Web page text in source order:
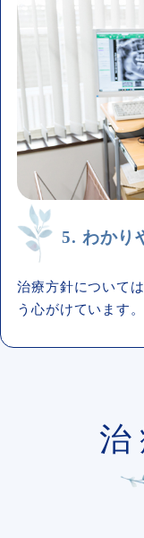
5. わかり
治療方針について
う心がけています。